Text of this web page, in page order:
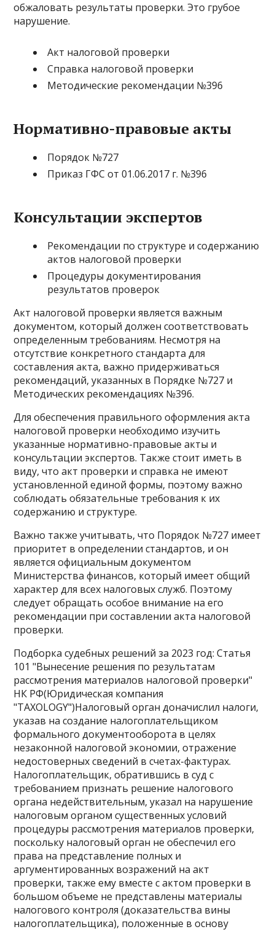
обжаловать результаты проверки. Это грубое
нарушение.
Акт налоговой проверки
Справка налоговой проверки
Методические рекомендации №396
Нормативно-правовые акты
Порядок №727
Приказ ГФС от 01.06.2017 г. №396
Консультации экспертов
Рекомендации по структуре и содержанию
актов налоговой проверки
Процедуры документирования
результатов проверок
Акт налоговой проверки является важным
документом, который должен соответствовать
определенным требованиям. Несмотря на
отсутствие конкретного стандарта для
составления акта, важно придерживаться
рекомендаций, указанных в Порядке №727 и
Методических рекомендациях №396.
Для обеспечения правильного оформления акта
налоговой проверки необходимо изучить
указанные нормативно-правовые акты и
консультации экспертов. Также стоит иметь в
виду, что акт проверки и справка не имеют
установленной единой формы, поэтому важно
соблюдать обязательные требования к их
содержанию и структуре.
Важно также учитывать, что Порядок №727 имеет
приоритет в определении стандартов, и он
является официальным документом
Министерства финансов, который имеет общий
характер для всех налоговых служб. Поэтому
следует обращать особое внимание на его
рекомендации при составлении акта налоговой
проверки.
Подборка судебных решений за 2023 год: Статья
101 "Вынесение решения по результатам
рассмотрения материалов налоговой проверки"
НК РФ(Юридическая компания
"TAXOLOGY")Налоговый орган доначислил налоги,
указав на создание налогоплательщиком
формального документооборота в целях
незаконной налоговой экономии, отражение
недостоверных сведений в счетах-фактурах.
Налогоплательщик, обратившись в суд с
требованием признать решение налогового
органа недействительным, указал на нарушение
налоговым органом существенных условий
процедуры рассмотрения материалов проверки,
поскольку налоговый орган не обеспечил его
права на представление полных и
аргументированных возражений на акт
проверки, также ему вместе с актом проверки в
большом объеме не представлены материалы
налогового контроля (доказательства вины
налогоплательщика), положенные в основу